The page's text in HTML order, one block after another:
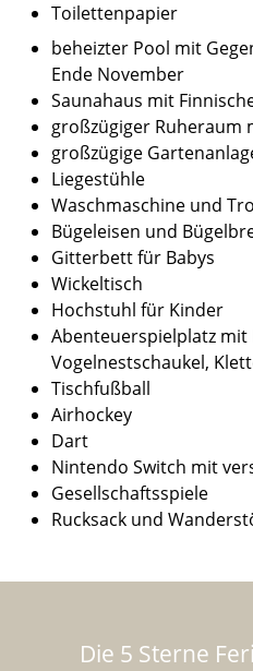
Toilettenpapier
beheizter Pool mit
Ende November
Saunahaus mit
großzügiger Ruheraum
großzügige
Liegestühle
Waschmaschine und
Bügeleisen und
Gitterbett für Babys
Wickeltisch
Hochstuhl für Kinder
Abenteuerspielplatz mit
Vogelnestschaukel,
Tischfußball
Airhockey
Dart
Nintendo Switch mit
Gesellschaftsspiele
Rucksack und
Die 5 Sterne